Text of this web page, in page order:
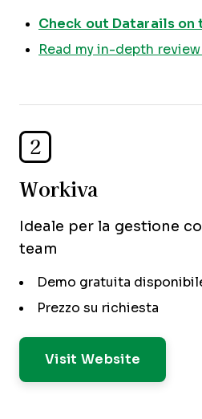
Check out Datarails
Read my in-depth
2
Workiva
Ideale per la gestione
team
Demo gratuita
Prezzo su richiesta
Visit Website